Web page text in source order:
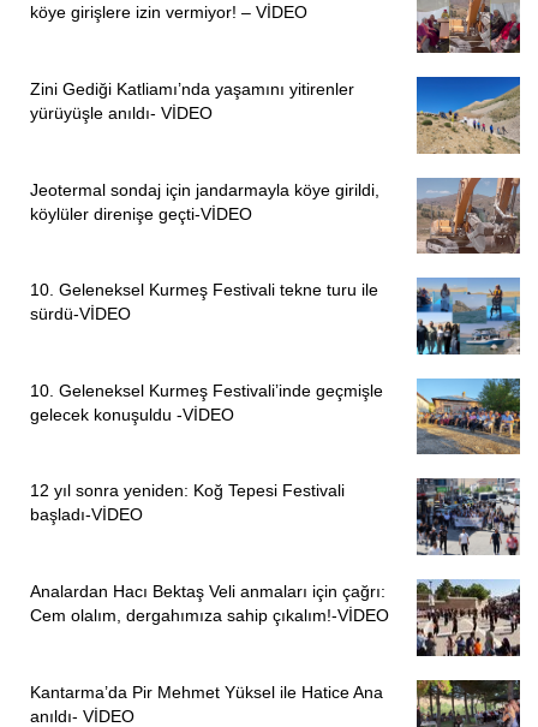
köye girişlere izin vermiyor! – VİDEO
Zini Gediği Katliamı’nda yaşamını yitirenler
yürüyüşle anıldı- VİDEO
Jeotermal sondaj için jandarmayla köye girildi,
köylüler direnişe geçti-VİDEO
10. Geleneksel Kurmeş Festivali tekne turu ile
sürdü-VİDEO
10. Geleneksel Kurmeş Festivali’inde geçmişle
gelecek konuşuldu -VİDEO
12 yıl sonra yeniden: Koğ Tepesi Festivali
başladı-VİDEO
Analardan Hacı Bektaş Veli anmaları için çağrı:
Cem olalım, dergahımıza sahip çıkalım!-VİDEO
Kantarma’da Pir Mehmet Yüksel ile Hatice Ana
anıldı- VİDEO